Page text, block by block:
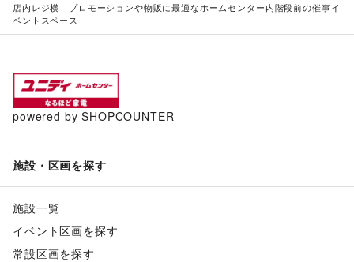
店内レジ横 プロモーションや物販に最適なホームセンター内階段前の催事イ
ベントスペース
powered by SHOPCOUNTER
施設・区画を探す
施設一覧
イベント区画を探す
常設区画を探す